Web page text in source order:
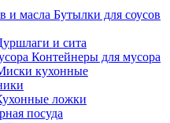
Бутылки для соусов
и сита
Контейнеры для мусора
кухонные
ложки
посуда